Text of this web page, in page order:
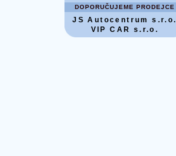
DOPORUČUJEME PRODEJCE
JS Autocentrum s.r.o.
VIP CAR s.r.o.